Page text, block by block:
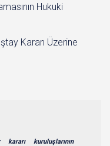
Hukuki
Kararı Üzerine
kararı kuruluşlarının